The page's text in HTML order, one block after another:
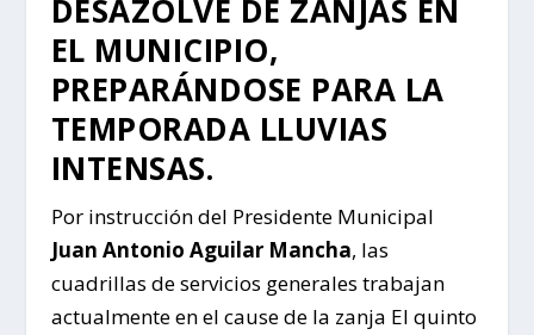
DESAZOLVE DE ZANJAS EN
EL MUNICIPIO,
PREPARÁNDOSE PARA LA
TEMPORADA LLUVIAS
INTENSAS.
Por instrucción del Presidente Municipal
Juan Antonio Aguilar Mancha, las
cuadrillas de servicios generales trabajan
actualmente en el cause de la zanja El quinto